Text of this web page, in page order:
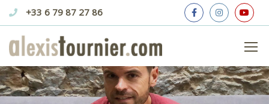
+33 6 79 87 27 86
ICONOCLASTE